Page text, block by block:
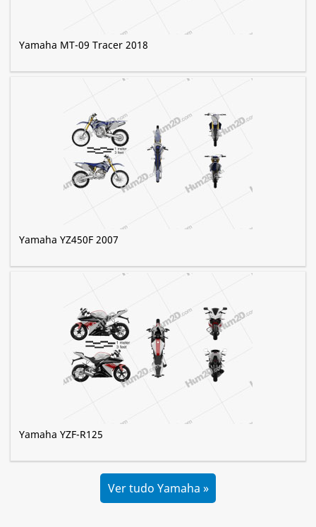
Yamaha MT-09 Tracer 2018
Yamaha YZ450F 2007
Yamaha YZF-R125
Ver tudo Yamaha »